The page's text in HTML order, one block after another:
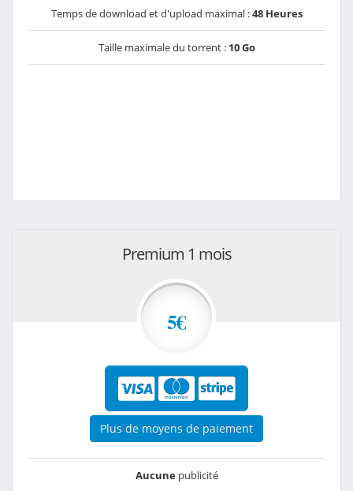
Temps de download et d'upload maximal :48 Heures
Taille maximale du torrent : 10 Go
Premium 1 mois
5€
Plus de moyens de paiement
Aucunepublicité